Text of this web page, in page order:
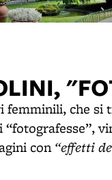
che si
con“effetti